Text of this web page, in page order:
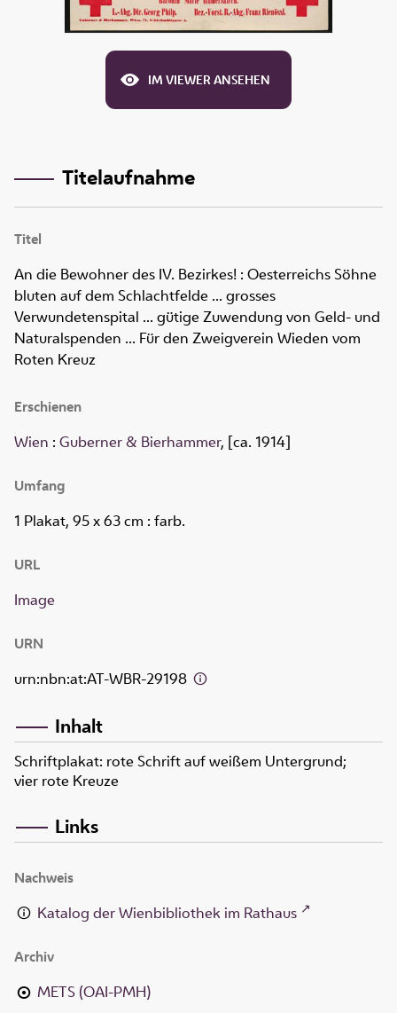
IM VIEWER ANSEHEN
Titelaufnahme
Titel
An die Bewohner des IV. Bezirkes! : Oesterreichs Söhne
bluten auf dem Schlachtfelde ... grosses
Verwundetenspital ... gütige Zuwendung von Geld- und
Naturalspenden ... Für den Zweigverein Wieden vom
Roten Kreuz
Erschienen
Wien : Guberner & Bierhammer, [ca. 1914]
Umfang
1 Plakat, 95 x 63 cm : farb.
URL
Image
URN
urn:nbn:at:AT-WBR-29198
Inhalt
Schriftplakat: rote Schrift auf weißem Untergrund;
vier rote Kreuze
Links
Nachweis
Katalog der Wienbibliothek im Rathaus
Archiv
METS (OAI-PMH)